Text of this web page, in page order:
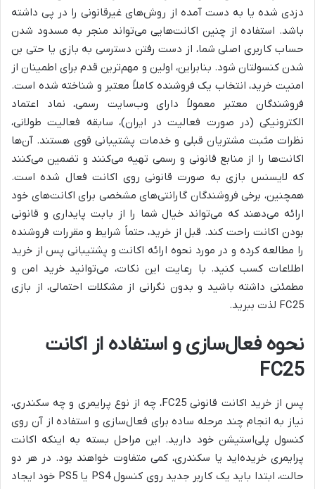
دزدی شده یا به دست آمده از روش‌های غیرقانونی را در پی داشته
باشد. استفاده از چنین اکانت‌هایی می‌تواند منجر به مسدود شدن
حساب کاربری اصلی شما، از دست رفتن دسترسی به بازی یا حتی بن
شدن کنسولتان شود. بنابراین، اولین و مهم‌ترین قدم برای اطمینان از
امنیت خرید، انتخاب یک فروشنده کاملاً معتبر و شناخته شده است.
فروشندگان معتبر معمولاً دارای وب‌سایت رسمی، نماد اعتماد
الکترونیکی (در صورت فعالیت در ایران)، سابقه فعالیت طولانی،
نظرات مثبت مشتریان قبلی و خدمات پشتیبانی قوی هستند. آن‌ها
اکانت‌ها را از منابع قانونی و رسمی تهیه می‌کنند و تضمین می‌کنند
که لایسنس بازی به صورت قانونی روی اکانت فعال شده است.
همچنین، برخی فروشندگان گارانتی‌های مشخصی برای اکانت‌های خود
ارائه می‌دهند که می‌تواند خیال شما را از بابت پایداری و قانونی
بودن اکانت راحت کند. قبل از خرید، حتماً شرایط و مقررات فروشنده
را مطالعه کرده و در مورد نحوه ارائه اکانت و پشتیبانی پس از خرید
اطلاعات کسب کنید. با رعایت این نکات، می‌توانید خرید امن و
مطمئنی داشته باشید و بدون نگرانی از مشکلات احتمالی، از بازی
FC25 لذت ببرید.
نحوه فعال‌سازی و استفاده از اکانت
FC25
پس از خرید اکانت قانونی FC25، چه از نوع پرایمری و چه سکندری،
نیاز به انجام چند مرحله ساده برای فعال‌سازی و استفاده از آن روی
کنسول پلی‌استیشن خود دارید. این مراحل بسته به اینکه اکانت
پرایمری خریده‌اید یا سکندری، کمی متفاوت خواهند بود. در هر دو
حالت، ابتدا باید یک کاربر جدید روی کنسول PS4 یا PS5 خود ایجاد